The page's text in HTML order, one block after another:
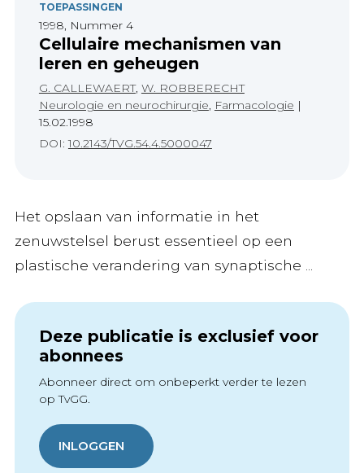
TOEPASSINGEN
1998, Nummer 4
Cellulaire mechanismen van
leren en geheugen
G. CALLEWAERT, W. ROBBERECHT
Neurologie en neurochirurgie, Farmacologie |
15.02.1998
DOI:10.2143/TVG.54.4.5000047
Het opslaan van informatie in het
zenuwstelsel berust essentieel op een
plastische verandering van synaptische ...
Deze publicatie is exclusief voor
abonnees
Abonneer direct om onbeperkt verder te lezen
op TvGG.
INLOGGEN